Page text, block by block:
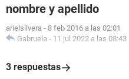
nombre y apellido
arielsilvera - 8 feb 2016 a las 02:01
Gabruela - 11 jul 2022 a las 08:43
3 respuestas